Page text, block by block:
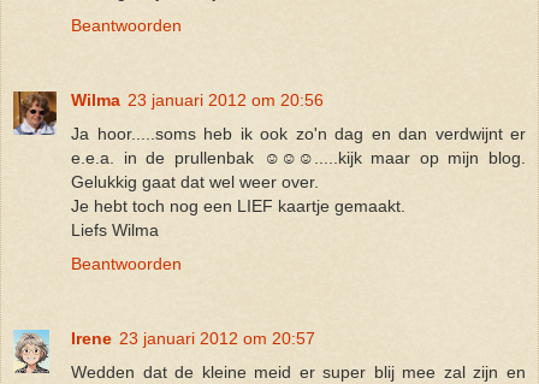
Beantwoorden
Wilma 23 januari 2012 om 20:56
Ja hoor.....soms heb ik ook zo'n dag en dan verdwijnt er
e.e.a. in de prullenbak ☺☺☺.....kijk maar op mijn blog.
Gelukkig gaat dat wel weer over.
Je hebt toch nog een LIEF kaartje gemaakt.
Liefs Wilma
Beantwoorden
Irene 23 januari 2012 om 20:57
Wedden dat de kleine meid er super blij mee zal zijn en